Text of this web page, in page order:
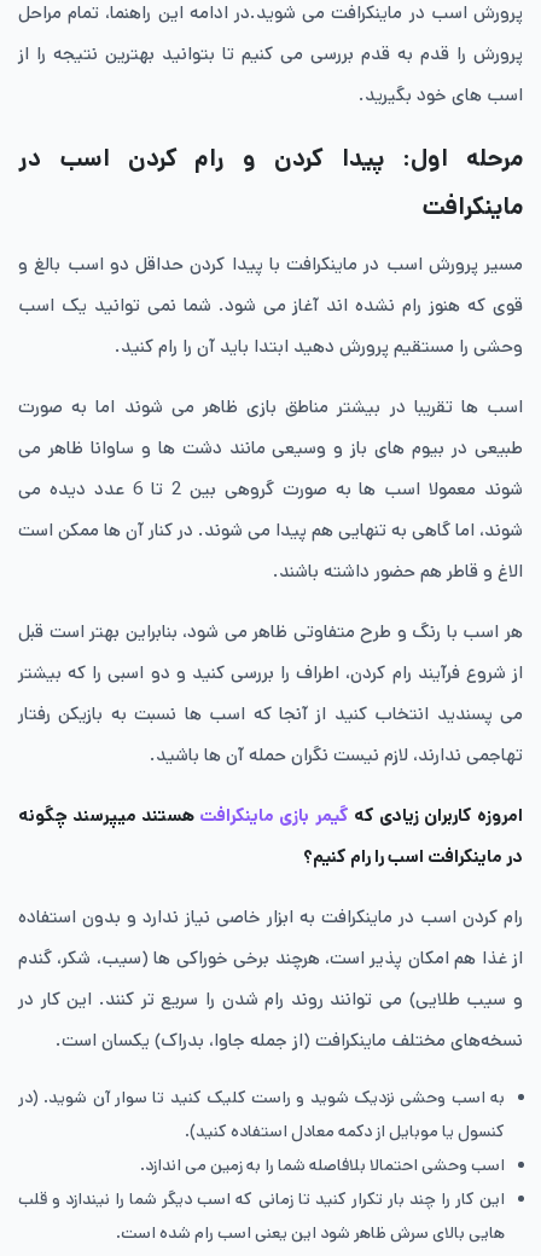
پرورش اسب در ماینکرافت می شوید.در ادامه این راهنما، تمام مراحل
پرورش را قدم به قدم بررسی می کنیم تا بتوانید بهترین نتیجه را از
اسب های خود بگیرید.
مرحله اول: پیدا کردن و رام کردن اسب در
ماینکرافت
مسیر پرورش اسب در ماینکرافت با پیدا کردن حداقل دو اسب بالغ و
قوی که هنوز رام نشده اند آغاز می شود. شما نمی توانید یک اسب
وحشی را مستقیم پرورش دهید ابتدا باید آن را رام کنید.
اسب ‌ها تقریبا در بیشتر مناطق بازی ظاهر می شوند اما به صورت
طبیعی در بیوم های باز و وسیعی مانند دشت‌ ها و ساوانا ظاهر می
شوند معمولا اسب ها به ‌صورت گروهی بین 2 تا 6 عدد دیده می
شوند، اما گاهی به ‌تنهایی هم پیدا می شوند. در کنار آن ها ممکن است
الاغ‌ و قاطر هم حضور داشته باشند.
هر اسب با رنگ و طرح متفاوتی ظاهر می شود، بنابراین بهتر است قبل
از شروع فرآیند رام کردن، اطراف را بررسی کنید و دو اسبی را که بیشتر
می پسندید انتخاب کنید از آنجا که اسب ها نسبت به بازیکن رفتار
تهاجمی ندارند، لازم نیست نگران حمله آن ها باشید.
امروزه کاربران زیادی که گیمر بازی ماینکرافت هستند میپرسند چگونه
در ماینکرافت اسب را رام کنیم؟
رام کردن اسب در ماینکرافت به ابزار خاصی نیاز ندارد و بدون استفاده
از غذا هم امکان پذیر است، هرچند برخی خوراکی ها (سیب، شکر، گندم
و سیب طلایی) می توانند روند رام شدن را سریع تر کنند. این کار در
نسخه‌های مختلف ماینکرافت (از جمله جاوا، بدراک) یکسان است.
به اسب وحشی نزدیک شوید و راست کلیک کنید تا سوار آن شوید. (در
کنسول یا موبایل از دکمه معادل استفاده کنید).
اسب وحشی احتمالا بلافاصله شما را به زمین می اندازد.
این کار را چند بار تکرار کنید تا زمانی که اسب دیگر شما را نیندازد و قلب
هایی بالای سرش ظاهر شود این یعنی اسب رام شده است.